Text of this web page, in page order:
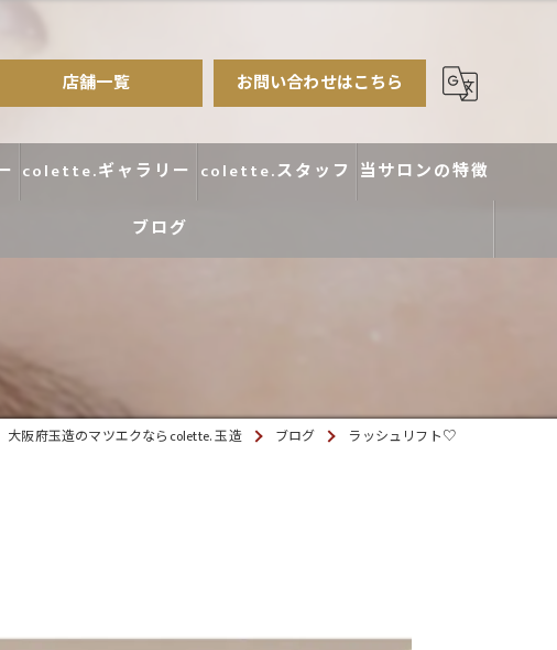
店舗一覧 お問い合わせはこちら
colette.ギャラリー colette.スタッフ 当サロンの特徴
ブログ
大阪府玉造のマツエクならcolette. 玉造 ブログ ラッシュリフト♡